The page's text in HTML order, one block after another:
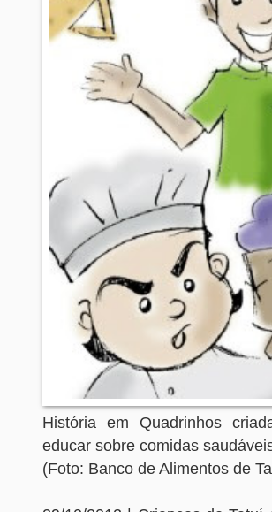
História em Quadrinhos
educar sobre comidas
(Foto: Banco de Alimentos de